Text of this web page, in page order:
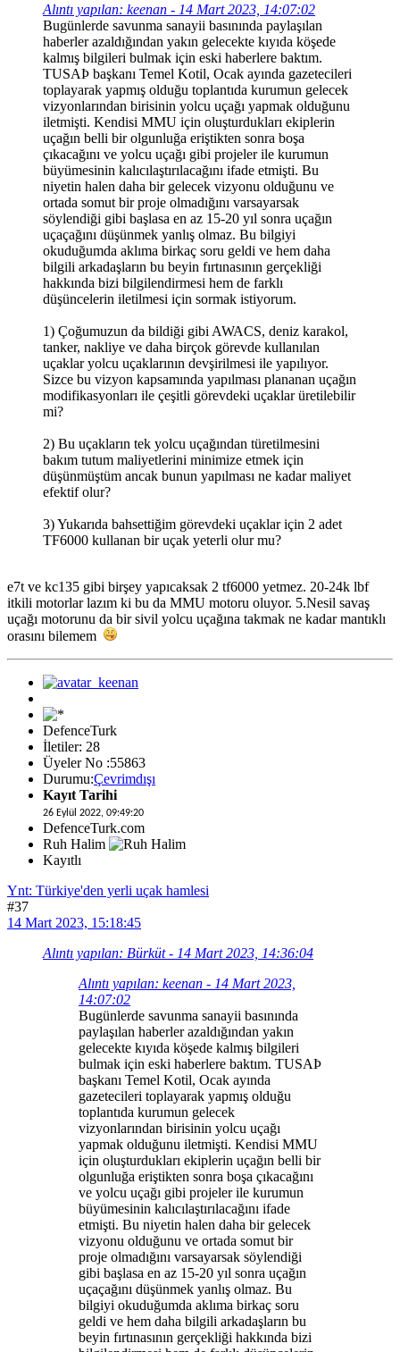
Alıntı yapılan: keenan - 14 Mart 2023, 14:07:02
Bugünlerde savunma sanayii basınında paylaşılan
haberler azaldığından yakın gelecekte kıyıda köşede
kalmış bilgileri bulmak için eski haberlere baktım.
TUSAÞ başkanı Temel Kotil, Ocak ayında gazetecileri
toplayarak yapmış olduğu toplantıda kurumun gelecek
vizyonlarından birisinin yolcu uçağı yapmak olduğunu
iletmişti. Kendisi MMU için oluşturdukları ekiplerin
uçağın belli bir olgunluğa eriştikten sonra boşa
çıkacağını ve yolcu uçağı gibi projeler ile kurumun
büyümesinin kalıcılaştırılacağını ifade etmişti. Bu
niyetin halen daha bir gelecek vizyonu olduğunu ve
ortada somut bir proje olmadığını varsayarsak
söylendiği gibi başlasa en az 15-20 yıl sonra uçağın
uçaçağını düşünmek yanlış olmaz. Bu bilgiyi
okuduğumda aklıma birkaç soru geldi ve hem daha
bilgili arkadaşların bu beyin fırtınasının gerçekliği
hakkında bizi bilgilendirmesi hem de farklı
düşüncelerin iletilmesi için sormak istiyorum.
1) Çoğumuzun da bildiği gibi AWACS, deniz karakol,
tanker, nakliye ve daha birçok görevde kullanılan
uçaklar yolcu uçaklarının devşirilmesi ile yapılıyor.
Sizce bu vizyon kapsamında yapılması plananan uçağın
modifikasyonları ile çeşitli görevdeki uçaklar üretilebilir
mi?
2) Bu uçakların tek yolcu uçağından türetilmesini
bakım tutum maliyetlerini minimize etmek için
düşünmüştüm ancak bunun yapılması ne kadar maliyet
efektif olur?
3) Yukarıda bahsettiğim görevdeki uçaklar için 2 adet
TF6000 kullanan bir uçak yeterli olur mu?
e7t ve kc135 gibi birşey yapıcaksak 2 tf6000 yetmez. 20-24k lbf
itkili motorlar lazım ki bu da MMU motoru oluyor. 5.Nesil savaş
uçağı motorunu da bir sivil yolcu uçağına takmak ne kadar mantıklı
orasını bilemem
DefenceTurk
İletiler: 28
Üyeler No :55863
Durumu:Çevrimdışı
Kayıt Tarihi
26 Eylül 2022, 09:49:20
DefenceTurk.com
Ruh Halim
Kayıtlı
Ynt: Türkiye'den yerli uçak hamlesi
#37
14 Mart 2023, 15:18:45
Alıntı yapılan: Bürküt - 14 Mart 2023, 14:36:04
Alıntı yapılan: keenan - 14 Mart 2023,
14:07:02
Bugünlerde savunma sanayii basınında
paylaşılan haberler azaldığından yakın
gelecekte kıyıda köşede kalmış bilgileri
bulmak için eski haberlere baktım. TUSAÞ
başkanı Temel Kotil, Ocak ayında
gazetecileri toplayarak yapmış olduğu
toplantıda kurumun gelecek
vizyonlarından birisinin yolcu uçağı
yapmak olduğunu iletmişti. Kendisi MMU
için oluşturdukları ekiplerin uçağın belli bir
olgunluğa eriştikten sonra boşa çıkacağını
ve yolcu uçağı gibi projeler ile kurumun
büyümesinin kalıcılaştırılacağını ifade
etmişti. Bu niyetin halen daha bir gelecek
vizyonu olduğunu ve ortada somut bir
proje olmadığını varsayarsak söylendiği
gibi başlasa en az 15-20 yıl sonra uçağın
uçaçağını düşünmek yanlış olmaz. Bu
bilgiyi okuduğumda aklıma birkaç soru
geldi ve hem daha bilgili arkadaşların bu
beyin fırtınasının gerçekliği hakkında bizi